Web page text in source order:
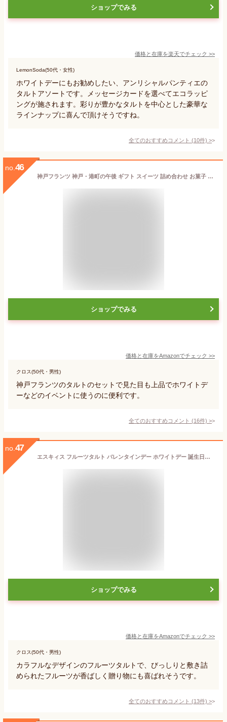
ショップでみる
価格と在庫を楽天でチェック >>
LemonSoda(50代・女性)
ホワイトデーにもお勧めしたい、アンリシャルパンティエの
タルトアソートです。メッセージカードを選べてエコラッピ
ングが施されます。彩りが豊かなタルトを中心とした豪華な
ラインナップに喜んで頂けそうですね。
全てのおすすめコメント (10件) >
no. 46
神戸フランツ 神戸・港町の午後 ギフト スイーツ 詰め合わせ お菓子 贈り物 プレゼント 人気
ショップでみる
価格と在庫をAmazonでチェック >>
クロス(50代・男性)
神戸フランツのタルトのセットで見た目も上品でホワイトデ
ーなどのイベントに使うのに便利です。
全てのおすすめコメント (16件) >
no. 47
エスキィス フルーツタルト バレンタインデー ホワイトデー 誕生日ケーキ バースデーケーキ お祝い 記念日 フルーツケーキ スイーツ ケーキ チーズケーキ 【お急ぎ 日時指定可】 (直径14cm 4.5号 3〜4名様)
ショップでみる
価格と在庫をAmazonでチェック >>
クロス(50代・男性)
カラフルなデザインのフルーツタルトで、びっしりと敷き詰
められたフルーツが香ばしく贈り物にも喜ばれそうです。
全てのおすすめコメント (13件) >